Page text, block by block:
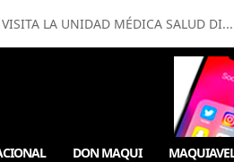
VISITA LA UNIDAD MÉDICA SALUD DI...
DON MAQUI